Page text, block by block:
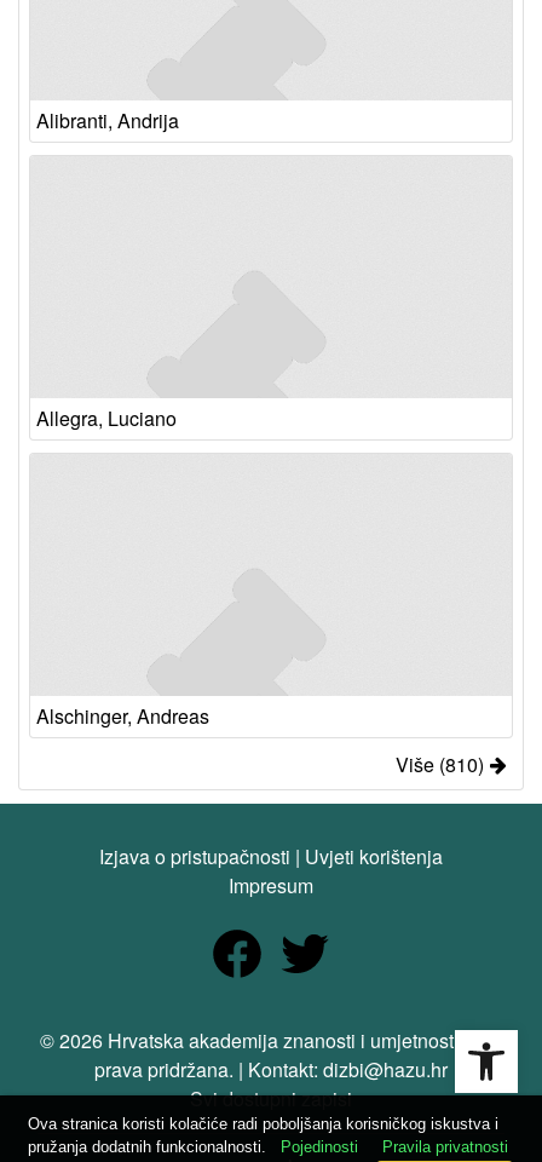
Alibranti, Andrija
Allegra, Luciano
Alschinger, Andreas
Više (810)
Izjava o pristupačnosti | Uvjeti korištenja
Impresum
© 2026 Hrvatska akademija znanosti i umjetnosti. Sva
prava pridržana. | Kontakt: dizbi@hazu.hr
Svi dostupni zapisi
Ova stranica koristi kolačiće radi poboljšanja korisničkog iskustva i
pružanja dodatnih funkcionalnosti.
Pojedinosti Pravila privatnosti